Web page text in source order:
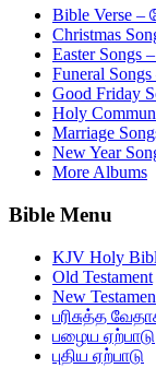
Bible Verse
Christmas
Easter
Funeral
Good Friday
Holy
Marriage
New Year
More Albums
Bible Menu
KJV Holy
Old Testament
New
பரிசுத்த
பழைய ஏற்பாடு
புதிய ஏற்பாடு